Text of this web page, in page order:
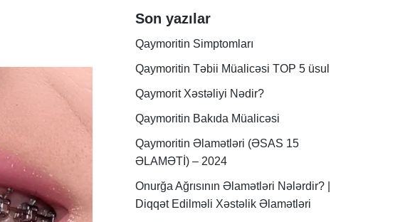
Son yazılar
Qaymoritin Simptomları
Qaymoritin Təbii Müalicəsi TOP 5 üsul
Qaymorit Xəstəliyi Nədir?
Qaymoritin Bakıda Müalicəsi
Qaymoritin Əlamətləri (ƏSAS 15
ƏLAMƏTİ) – 2024
Onurğa Ağrısının Əlamətləri Nələrdir? |
Diqqət Edilməli Xəstəlik Əlamətləri